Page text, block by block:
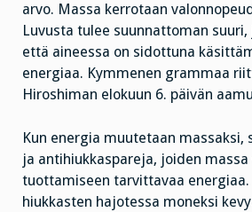
arvo. Massa kerrotaan
Luvusta tulee suunnattoman
että aineessa on sidottuna
energiaa. Kymmenen grammaa
Hiroshiman elokuun 6. päivän
Kun energia muutetaan massaksi,
ja antihiukkaspareja, joiden
tuottamiseen tarvittavaa energiaa.
hiukkasten hajotessa moneksi